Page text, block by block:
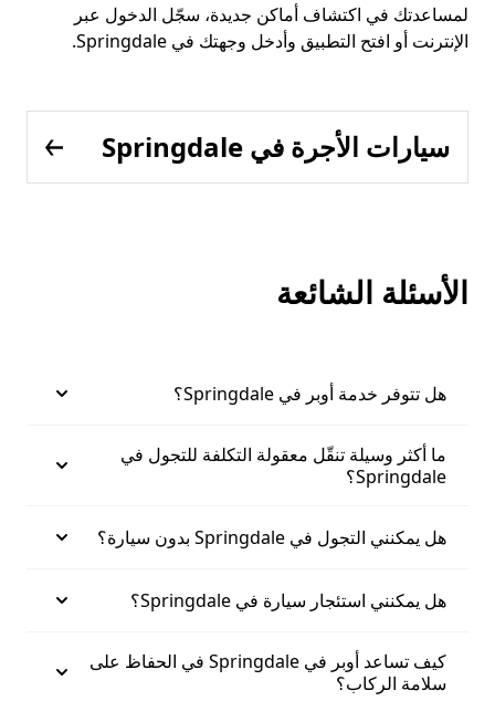
لمساعدتك في اكتشاف أماكن جديدة، سجّل الدخول عبر
الإنترنت أو افتح التطبيق وأدخل وجهتك في Springdale.
سيارات الأجرة في Springdale
الأسئلة الشائعة
هل تتوفر خدمة أوبر في Springdale؟
ما أكثر وسيلة تنقّل معقولة التكلفة للتجول في
Springdale؟
هل يمكنني التجول في Springdale بدون سيارة؟
هل يمكنني استئجار سيارة في Springdale؟
كيف تساعد أوبر في Springdale في الحفاظ على
سلامة الركاب؟